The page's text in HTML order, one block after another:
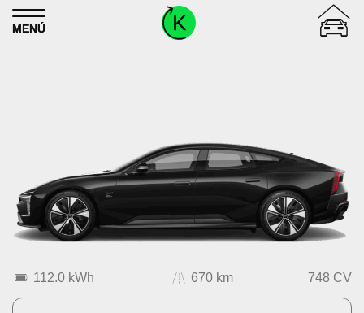
Skip to content
MENÚ
112.0 kWh 670 km 748 CV